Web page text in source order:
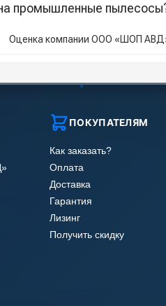
промышленные
Оценка компании ООО «ШОП
ПОКУПАТЕЛЯМ
Как заказать?
Оплата
Доставка
Гарантия
Лизинг
Получить скидку